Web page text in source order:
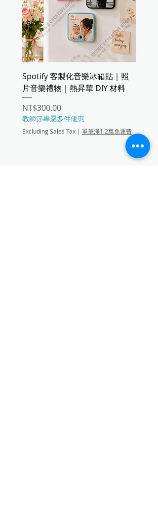
Spotify 客製化音樂冰箱貼｜照
片音樂禮物｜熱昇華 DIY 材料
Price
NT$300.00
教師節專屬多件優惠
Excluding Sales Tax | 單筆滿1.2萬免運費
金屬
鋅合金
教師節
黑（
銀（